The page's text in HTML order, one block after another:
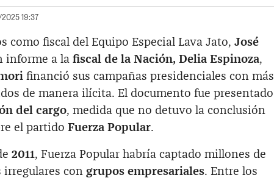
19:37
como fiscal del Equipo Especial Lava Jato, José
informe a la fiscal de la Nación, Delia Espinoza,
financió sus campañas presidenciales con más
de manera ilícita. El documento fue presentado
del cargo, medida que no detuvo la conclusión
el partido Fuerza Popular.
2011, Fuerza Popular habría captado millones de
irregulares con grupos empresariales. Entre los